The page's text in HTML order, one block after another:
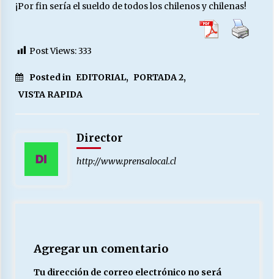
Chile y sus segmentos de la riqueza
¡Por fin sería el sueldo de todos los chilenos y chilenas!
Post Views:333
Posted in EDITORIAL, PORTADA 2,
VISTA RAPIDA
Director
http://www.prensalocal.cl
Agregar un comentario
Tu dirección de correo electrónico no será